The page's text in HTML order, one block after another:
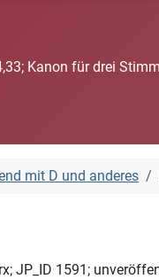
Kanon für drei
mit D und anderes
JP_ID 1591;